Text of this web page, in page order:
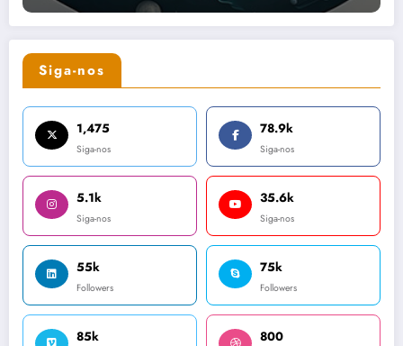
Siga-nos
1,475
Siga-nos
78.9k
Siga-nos
5.1k
Siga-nos
35.6k
Siga-nos
55k
Followers
75k
Followers
85k 800